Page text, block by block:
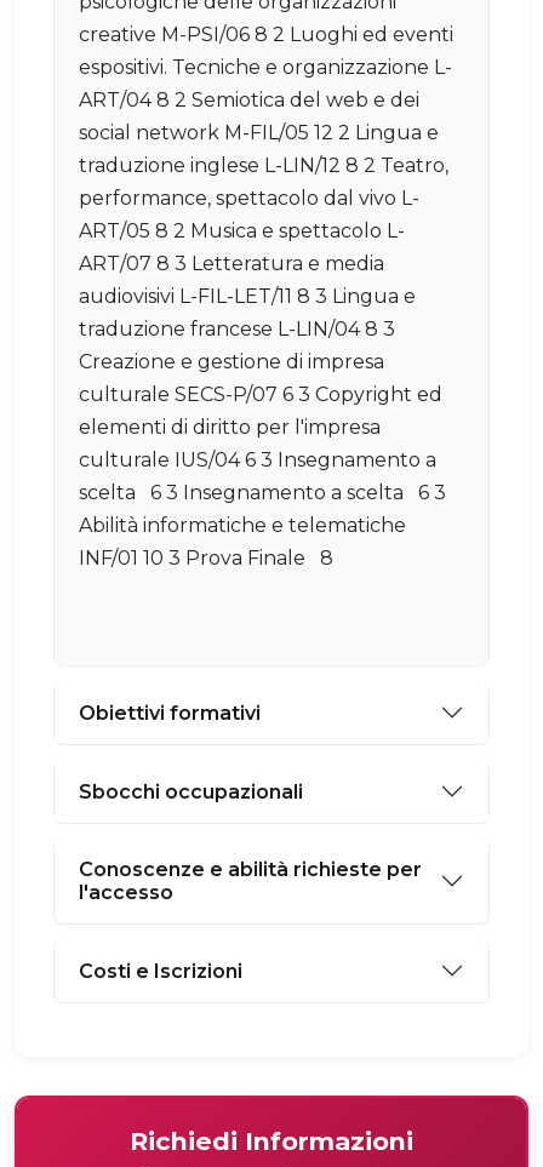
creative M-PSI/06 8 2 Luoghi ed eventi
espositivi. Tecniche e organizzazione L-
ART/04 8 2 Semiotica del web e dei
social network M-FIL/05 12 2 Lingua e
traduzione inglese L-LIN/12 8 2 Teatro,
performance, spettacolo dal vivo L-
ART/05 8 2 Musica e spettacolo L-
ART/07 8 3 Letteratura e media
audiovisivi L-FIL-LET/11 8 3 Lingua e
traduzione francese L-LIN/04 8 3
Creazione e gestione di impresa
culturale SECS-P/07 6 3 Copyright ed
elementi di diritto per l'impresa
culturale IUS/04 6 3 Insegnamento a
scelta 6 3 Insegnamento a scelta 6 3
Abilità informatiche e telematiche
INF/01 10 3 Prova Finale 8
Obiettivi formativi
Sbocchi occupazionali
Conoscenze e abilità richieste per
l'accesso
Costi e Iscrizioni
Richiedi Informazioni